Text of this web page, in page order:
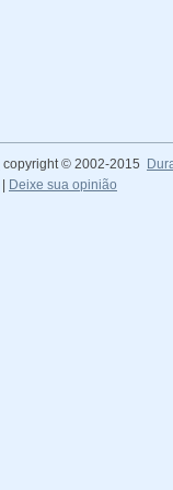
copyright © 2002-2015
Deixe sua opinião